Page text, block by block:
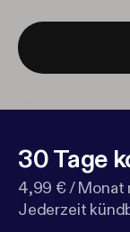
30 Tage
4,99 € / Monat
Jederzeit